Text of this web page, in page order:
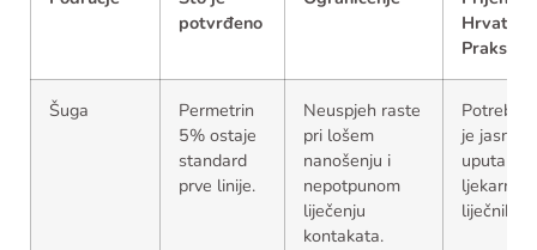
potvrđeno
Hrvatsku
Praksu
Šuga
Permetrin
5% ostaje
standard
prve linije.
Neuspjeh raste
pri lošem
nanošenju i
nepotpunom
liječenju
kontakata.
Potrebna
je jasna
uputa
liječnika.